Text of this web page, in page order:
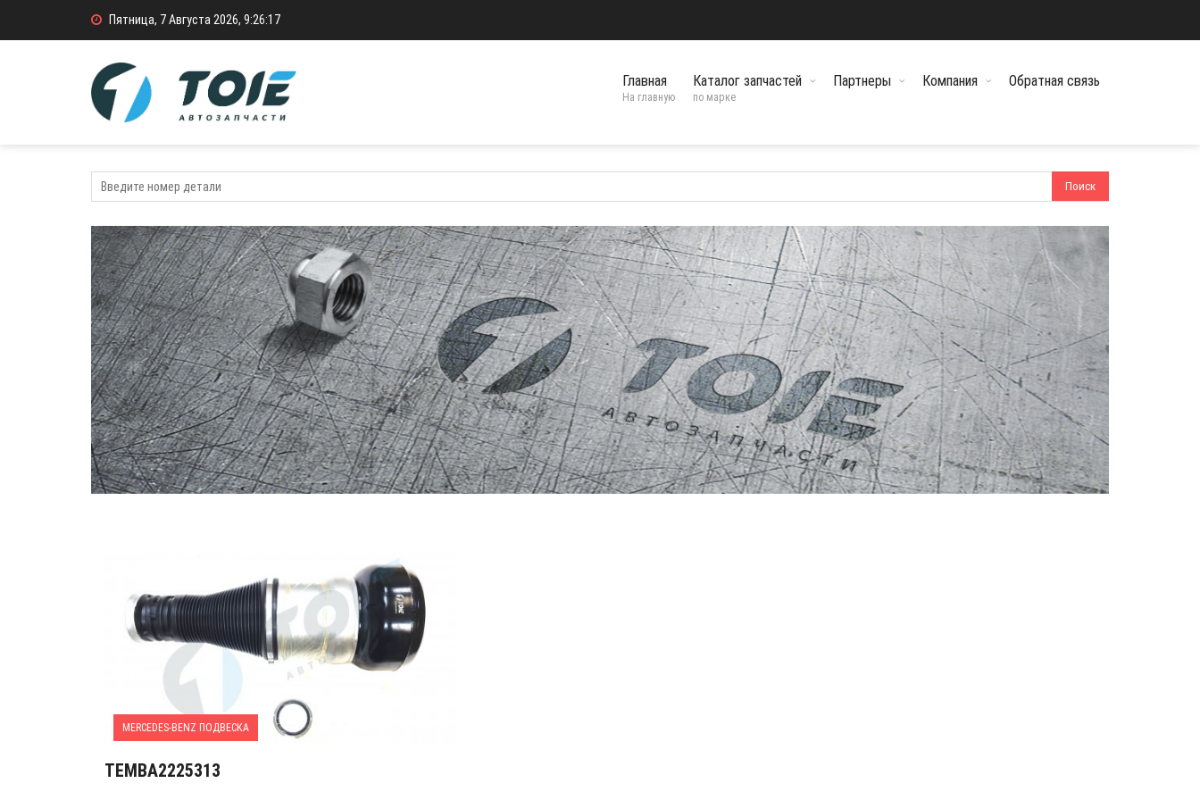
Пятница, 7 Августа 2026, 9:26:18
Главная
На главную
Каталог запчастей
по марке
Партнеры Компания Обратная связь
MERCEDES-BENZ ПОДВЕСКА
TEMBA2225313